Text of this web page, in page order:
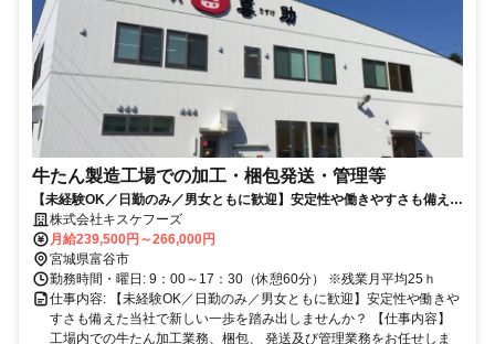
牛たん製造工場での加工・梱包発送・管理等
【未経験OK／日勤のみ／男女ともに歓迎】安定性や働きやすさも備えた
当社で新しい一歩を踏み出しませんか？
株式会社キスケフーズ
月給239,500円～266,000円
宮城県富谷市
勤務時間・曜日: 9：00～17：30（休憩60分） ※残業月平均25ｈ
仕事内容: 【未経験OK／日勤のみ／男女ともに歓迎】安定性や働きや
すさも備えた当社で新しい一歩を踏み出しませんか？ 【仕事内容】
工場内での牛たん加工業務、梱包、 発送及び管理業務をお任せしま